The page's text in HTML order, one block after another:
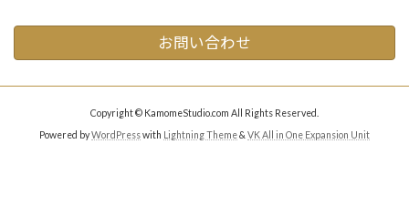
お問い合わせ
Copyright © KamomeStudio.com All Rights Reserved.
Powered byWordPresswith Lightning Theme&VK All in One Expansion Unit